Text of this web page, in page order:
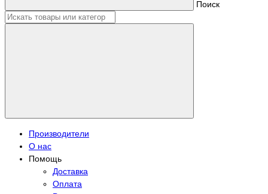
Поиск
Производители
О нас
Помощь
Доставка
Оплата